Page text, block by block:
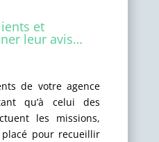
et
leur avis…
de votre agence
qu’à celui des
les missions,
pour recueillir